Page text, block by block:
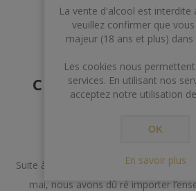
CLIENTS
UN
Suite à un incident lors de la mise à
mai, nous avons dû ré importer
La vente d'alcool est interdite
veuillez confirmer que
majeur (18 ans et plus)
Les cookies nous
services. En utilisant nos
acceptez notre utilisation
OK
En savoir plus